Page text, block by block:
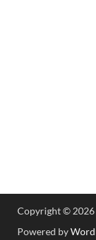
Copyright © 2026
Powered by